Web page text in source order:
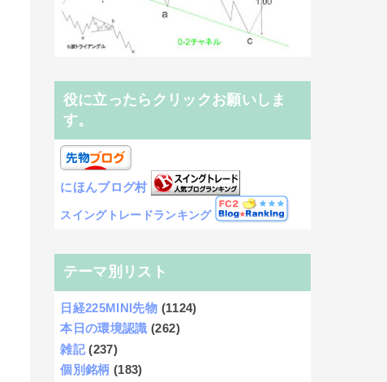
役に立ったらクリックお願いしま
す。
にほんブログ村
スイングトレードランキング
テーマ別リスト
日経225MINI先物 (1124)
本日の環境認識 (262)
雑記 (237)
個別銘柄 (183)